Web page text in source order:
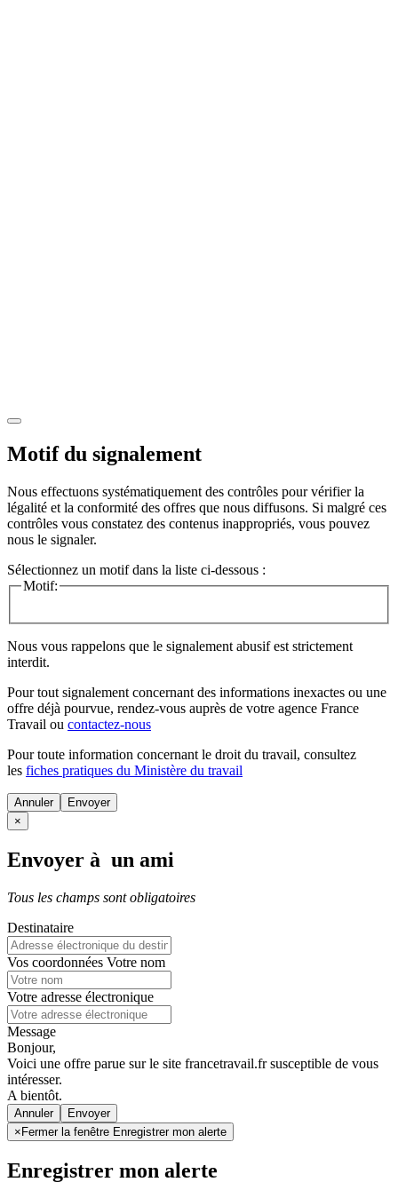
Motif du signalement
Nous effectuons systématiquement des contrôles pour vérifier la
légalité et la conformité des offres que nous diffusons. Si malgré ces
contrôles vous constatez des contenus inappropriés, vous pouvez
nous le signaler.
Sélectionnez un motif dans la liste ci-dessous :
Motif:
Nous vous rappelons que le signalement abusif est strictement
interdit.
Pour tout signalement concernant des informations inexactes ou une
offre déjà pourvue, rendez-vous auprès de votre agence France
Travail ou contactez-nous
Pour toute information concernant le droit du travail, consultez
les fiches pratiques du Ministère du travail
Annuler
×
Envoyer à un ami
Tous les champs sont obligatoires
Destinataire
Vos coordonnées Votre nom
Votre adresse électronique
Message
Bonjour,
Voici une offre parue sur le site francetravail.fr susceptible de vous
intéresser.
A bientôt.
Annuler
×Fermer la fenêtre Enregistrer mon alerte
Enregistrer mon alerte